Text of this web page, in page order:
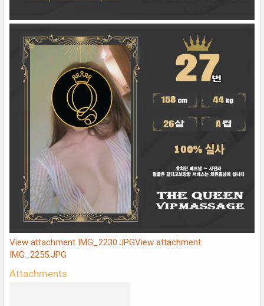
View attachment IMG_2230.JPGView attachment
IMG_2255.JPG
Attachments